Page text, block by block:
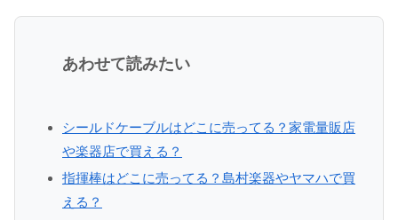
あわせて読みたい
シールドケーブルはどこに売ってる？家電量販店
や楽器店で買える？
指揮棒はどこに売ってる？島村楽器やヤマハで買
える？